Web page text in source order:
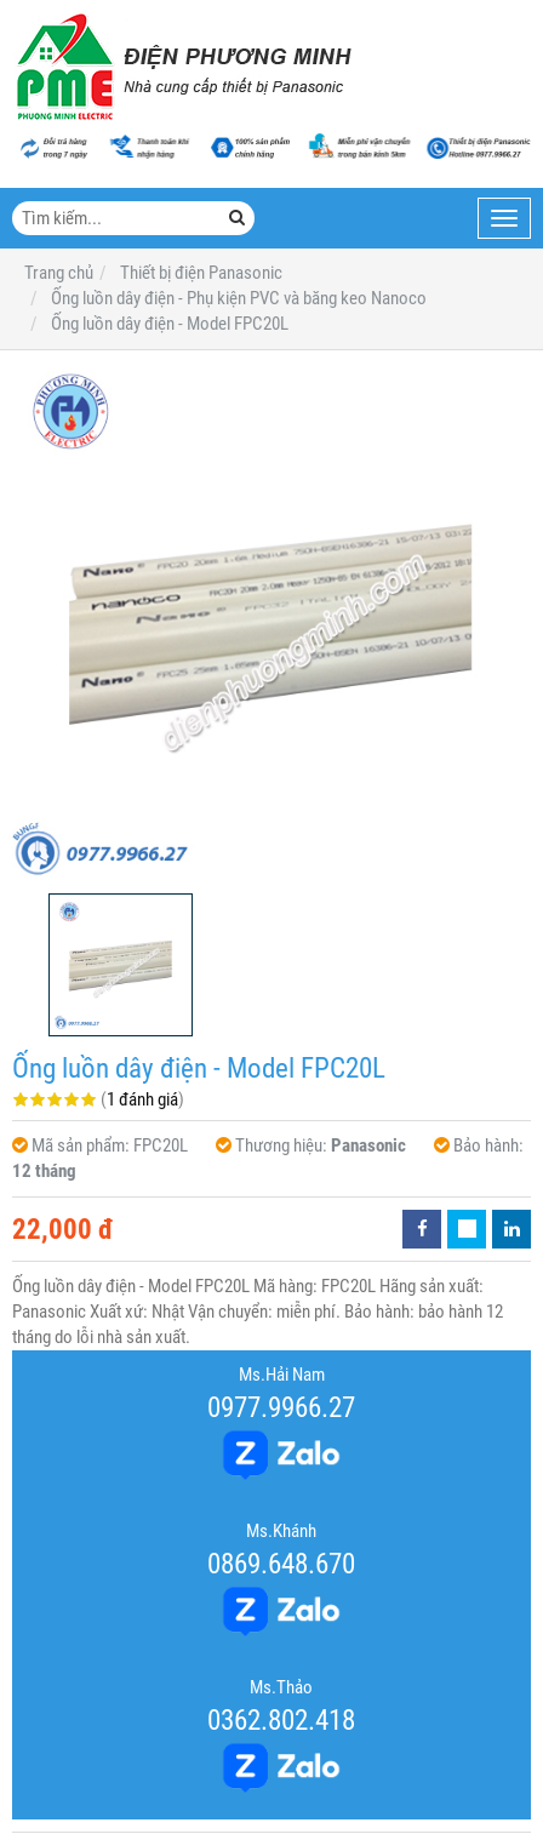
Trang chủ
Thiết bị điện Panasonic
Ống luồn dây điện - Phụ kiện PVC và băng keo Nanoco
Ống luồn dây điện - Model FPC20L
Ống luồn dây điện - Model FPC20L
(1 đánh giá)
Mã sản phẩm: FPC20L Thương hiệu: Panasonic
Bảo hành:
12 tháng
22,000 đ
Ống luồn dây điện - Model FPC20L Mã hàng: FPC20L Hãng sản xuất:
Panasonic Xuất xứ: Nhật Vận chuyển: miễn phí. Bảo hành: bảo hành 12
tháng do lỗi nhà sản xuất.
Ms.Hải Nam
0977.9966.27
Ms.Khánh
0869.648.670
Ms.Thảo
0362.802.418